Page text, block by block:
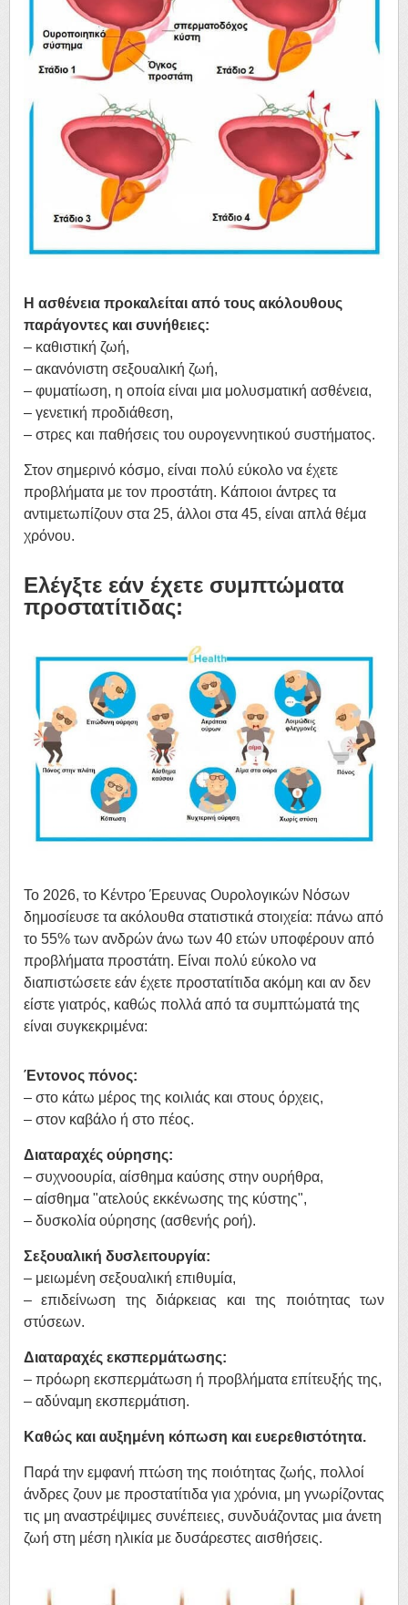
Η ασθένεια προκαλείται από τους ακόλουθους
παράγοντες και συνήθειες:
– καθιστική ζωή,
– ακανόνιστη σεξουαλική ζωή,
– φυματίωση, η οποία είναι μια μολυσματική ασθένεια,
– γενετική προδιάθεση,
– στρες και παθήσεις του ουρογεννητικού συστήματος.
Στον σημερινό κόσμο, είναι πολύ εύκολο να έχετε
προβλήματα με τον προστάτη. Κάποιοι άντρες τα
αντιμετωπίζουν στα 25, άλλοι στα 45, είναι απλά θέμα
χρόνου.
Ελέγξτε εάν έχετε συμπτώματα
προστατίτιδας:
Το 2026, το Κέντρο Έρευνας Ουρολογικών Νόσων
δημοσίευσε τα ακόλουθα στατιστικά στοιχεία: πάνω από
το 55% των ανδρών άνω των 40 ετών υποφέρουν από
προβλήματα προστάτη. Είναι πολύ εύκολο να
διαπιστώσετε εάν έχετε προστατίτιδα ακόμη και αν δεν
είστε γιατρός, καθώς πολλά από τα συμπτώματά της
είναι συγκεκριμένα:
Έντονος πόνος:
– στο κάτω μέρος της κοιλιάς και στους όρχεις,
– στον καβάλο ή στο πέος.
Διαταραχές ούρησης:
– συχνοουρία, αίσθημα καύσης στην ουρήθρα,
– αίσθημα "ατελούς εκκένωσης της κύστης",
– δυσκολία ούρησης (ασθενής ροή).
Σεξουαλική δυσλειτουργία:
– μειωμένη σεξουαλική επιθυμία,
– επιδείνωση της διάρκειας και της ποιότητας των
στύσεων.
Διαταραχές εκσπερμάτωσης:
– πρόωρη εκσπερμάτωση ή προβλήματα επίτευξής της,
– αδύναμη εκσπερμάτιση.
Καθώς και αυξημένη κόπωση και ευερεθιστότητα.
Παρά την εμφανή πτώση της ποιότητας ζωής, πολλοί
άνδρες ζουν με προστατίτιδα για χρόνια, μη γνωρίζοντας
τις μη αναστρέψιμες συνέπειες, συνδυάζοντας μια άνετη
ζωή στη μέση ηλικία με δυσάρεστες αισθήσεις.